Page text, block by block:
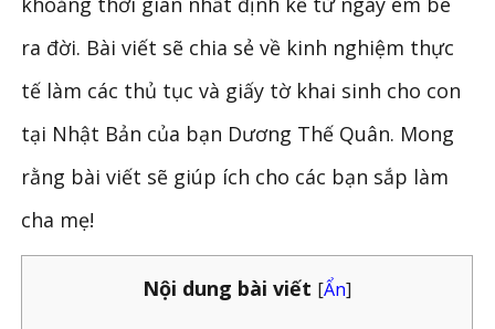
ra đời. Bài viết sẽ chia sẻ về kinh nghiệm thực
tế làm các thủ tục và giấy tờ khai sinh cho con
tại Nhật Bản của bạn Dương Thế Quân. Mong
rằng bài viết sẽ giúp ích cho các bạn sắp làm
cha mẹ!
Nội dung bài viết [Ẩn]